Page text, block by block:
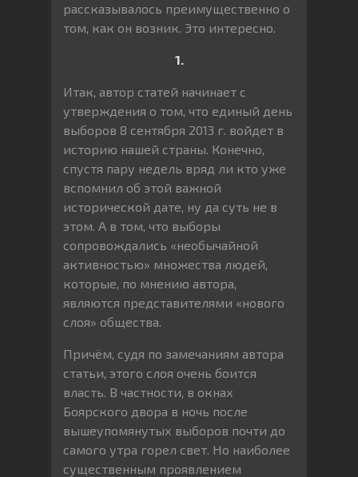
рассказывалось преимущественно о
том, как он возник. Это интересно.
1.
Итак, автор статей начинает с
утверждения о том, что единый день
выборов 8 сентября 2013 г. войдет в
историю нашей страны. Конечно,
спустя пару недель вряд ли кто уже
вспомнил об этой важной
исторической дате, ну да суть не в
этом. А в том, что выборы
сопровождались «необычайной
активностью» множества людей,
которые, по мнению автора,
являются представителями «нового
слоя» общества.
Причём, судя по замечаниям автора
статьи, этого слоя очень боится
власть. В частности, в окнах
Боярского двора в ночь после
вышеупомянутых выборов почти до
самого утра горел свет. Но наиболее
существенным проявлением